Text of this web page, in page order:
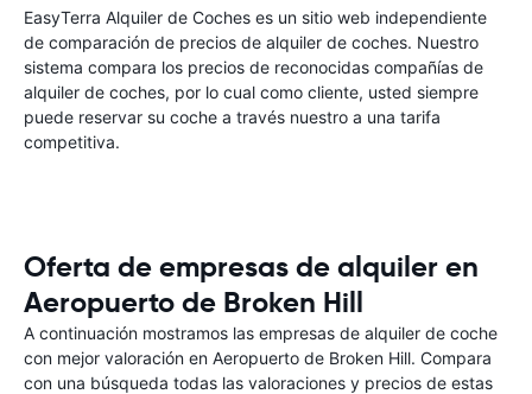
EasyTerra Alquiler de Coches es un sitio web independiente
de comparación de precios de alquiler de coches. Nuestro
sistema compara los precios de reconocidas compañías de
alquiler de coches, por lo cual como cliente, usted siempre
puede reservar su coche a través nuestro a una tarifa
competitiva.
Oferta de empresas de alquiler en
Aeropuerto de Broken Hill
A continuación mostramos las empresas de alquiler de coche
con mejor valoración en Aeropuerto de Broken Hill. Compara
con una búsqueda todas las valoraciones y precios de estas